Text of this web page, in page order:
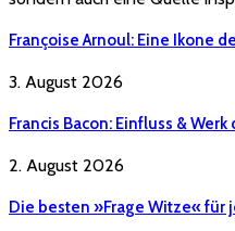
Françoise Arnoul: Eine Ikone
3. August 2026
Francis Bacon: Einfluss &
2. August 2026
Die besten »Frage Witze« für